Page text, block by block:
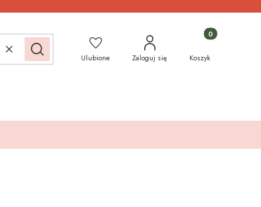
WyczyśćSzukaj Ulubione Zaloguj się
Produkty w
Koszyk